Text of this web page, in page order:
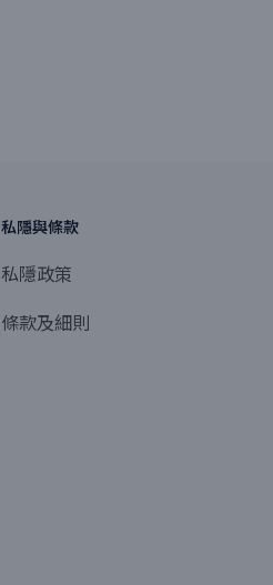
私隱與條款
私隱政策
條款及細則